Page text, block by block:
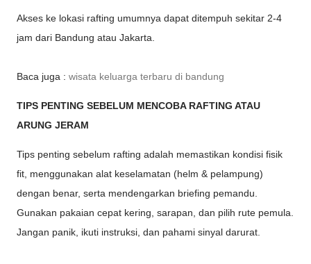
Akses ke lokasi rafting umumnya dapat ditempuh sekitar 2-4
jam dari Bandung atau Jakarta.
Baca juga : wisata keluarga terbaru di bandung
TIPS PENTING SEBELUM MENCOBA RAFTING ATAU
ARUNG JERAM
Tips penting sebelum rafting adalah memastikan kondisi fisik
fit, menggunakan alat keselamatan (helm & pelampung)
dengan benar, serta mendengarkan briefing pemandu.
Gunakan pakaian cepat kering, sarapan, dan pilih rute pemula.
Jangan panik, ikuti instruksi, dan pahami sinyal darurat.